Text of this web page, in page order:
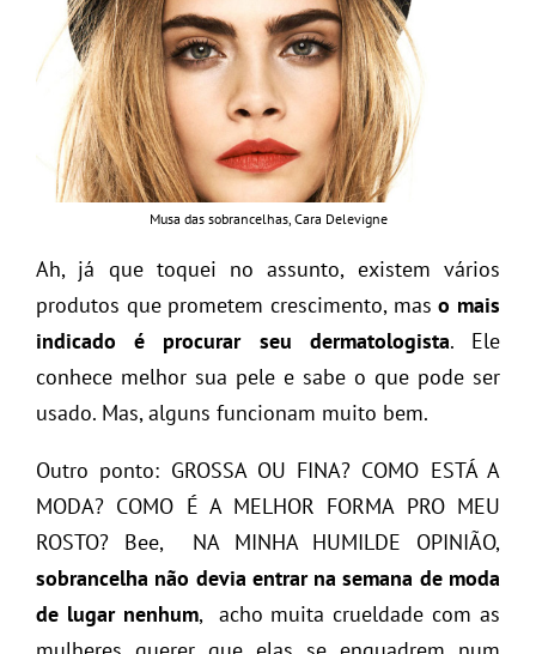
Musa das sobrancelhas, Cara Delevigne
Ah, já que toquei no assunto, existem vários
produtos que prometem crescimento, maso mais
indicado é procurar seu dermatologista. Ele
conhece melhor sua pele e sabe o que pode ser
usado. Mas, alguns funcionam muito bem.
Outro ponto: GROSSA OU FINA? COMO ESTÁ A
MODA? COMO É A MELHOR FORMA PRO MEU
ROSTO? Bee, NA MINHA HUMILDE OPINIÃO,
sobrancelha não devia entrar na semana de moda
de lugar nenhum, acho muita crueldade com as